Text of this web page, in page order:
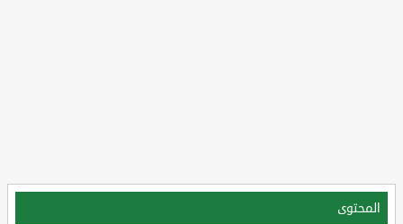
المحتوى